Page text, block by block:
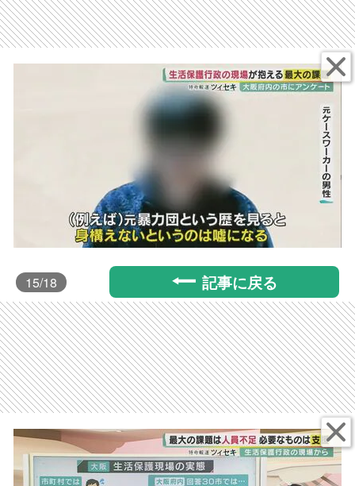
15/18 記事に戻る